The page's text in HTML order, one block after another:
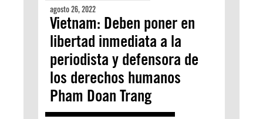
agosto 26, 2022
Vietnam: Deben poner en
libertad inmediata a la
periodista y defensora de
los derechos humanos
Pham Doan Trang